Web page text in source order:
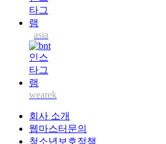
asia
wearek
회사 소개
웹마스터문의
청소년보호정책